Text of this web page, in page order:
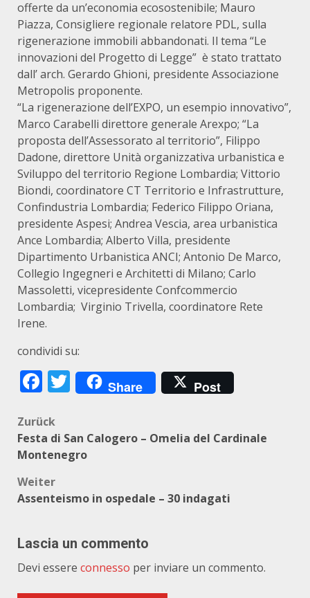
offerte da un’economia ecosostenibile; Mauro
Piazza, Consigliere regionale relatore PDL, sulla
rigenerazione immobili abbandonati. Il tema “Le
innovazioni del Progetto di Legge” è stato trattato
dall’ arch. Gerardo Ghioni, presidente Associazione
Metropolis proponente.
“La rigenerazione dell’EXPO, un esempio innovativo”,
Marco Carabelli direttore generale Arexpo; “La
proposta dell’Assessorato al territorio”, Filippo
Dadone, direttore Unità organizzativa urbanistica e
Sviluppo del territorio Regione Lombardia; Vittorio
Biondi, coordinatore CT Territorio e Infrastrutture,
Confindustria Lombardia; Federico Filippo Oriana,
presidente Aspesi; Andrea Vescia, area urbanistica
Ance Lombardia; Alberto Villa, presidente
Dipartimento Urbanistica ANCI; Antonio De Marco,
Collegio Ingegneri e Architetti di Milano; Carlo
Massoletti, vicepresidente Confcommercio
Lombardia; Virginio Trivella, coordinatore Rete
Irene.
condividi su:
Facebook
Twitter
Share Post
Beitragsnavigation
Zurück
Festa di San Calogero – Omelia del Cardinale
Montenegro
Weiter
Assenteismo in ospedale – 30 indagati
Lascia un commento
Devi essere connesso per inviare un commento.